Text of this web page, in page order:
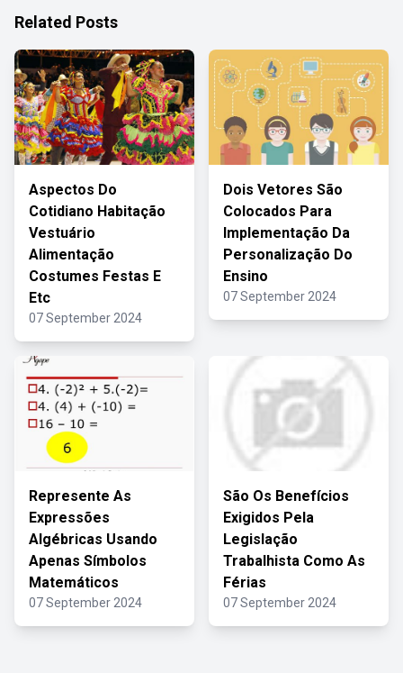
Related Posts
Aspectos Do
Cotidiano Habitação
Vestuário
Alimentação
Costumes Festas E
Etc
07 September 2024
Dois Vetores São
Colocados Para
Implementação Da
Personalização Do
Ensino
07 September 2024
Represente As
Expressões
Algébricas Usando
Apenas Símbolos
Matemáticos
07 September 2024
São Os Benefícios
Exigidos Pela
Legislação
Trabalhista Como As
Férias
07 September 2024